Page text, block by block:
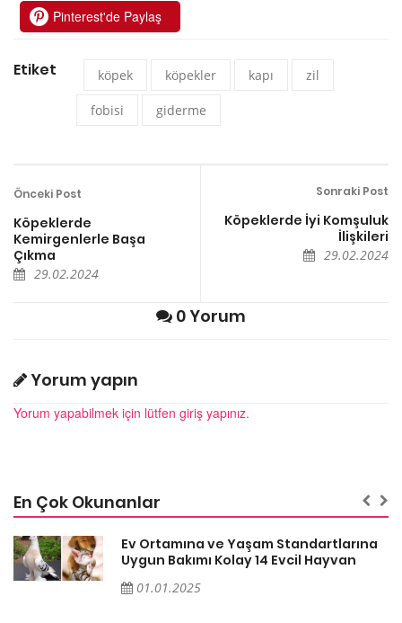
Pinterest'de Paylaş
Etiket köpek köpekler kapı zil
fobisi giderme
Önceki Post
Köpeklerde
Kemirgenlerle Başa
Çıkma
29.02.2024
Sonraki Post
Köpeklerde İyi Komşuluk
İlişkileri
29.02.2024
0 Yorum
Yorum yapın
Yorum yapabilmek için lütfen giriş yapınız.
En Çok Okunanlar
Ev Ortamına ve Yaşam Standartlarına
Uygun Bakımı Kolay 14 Evcil Hayvan
01.01.2025